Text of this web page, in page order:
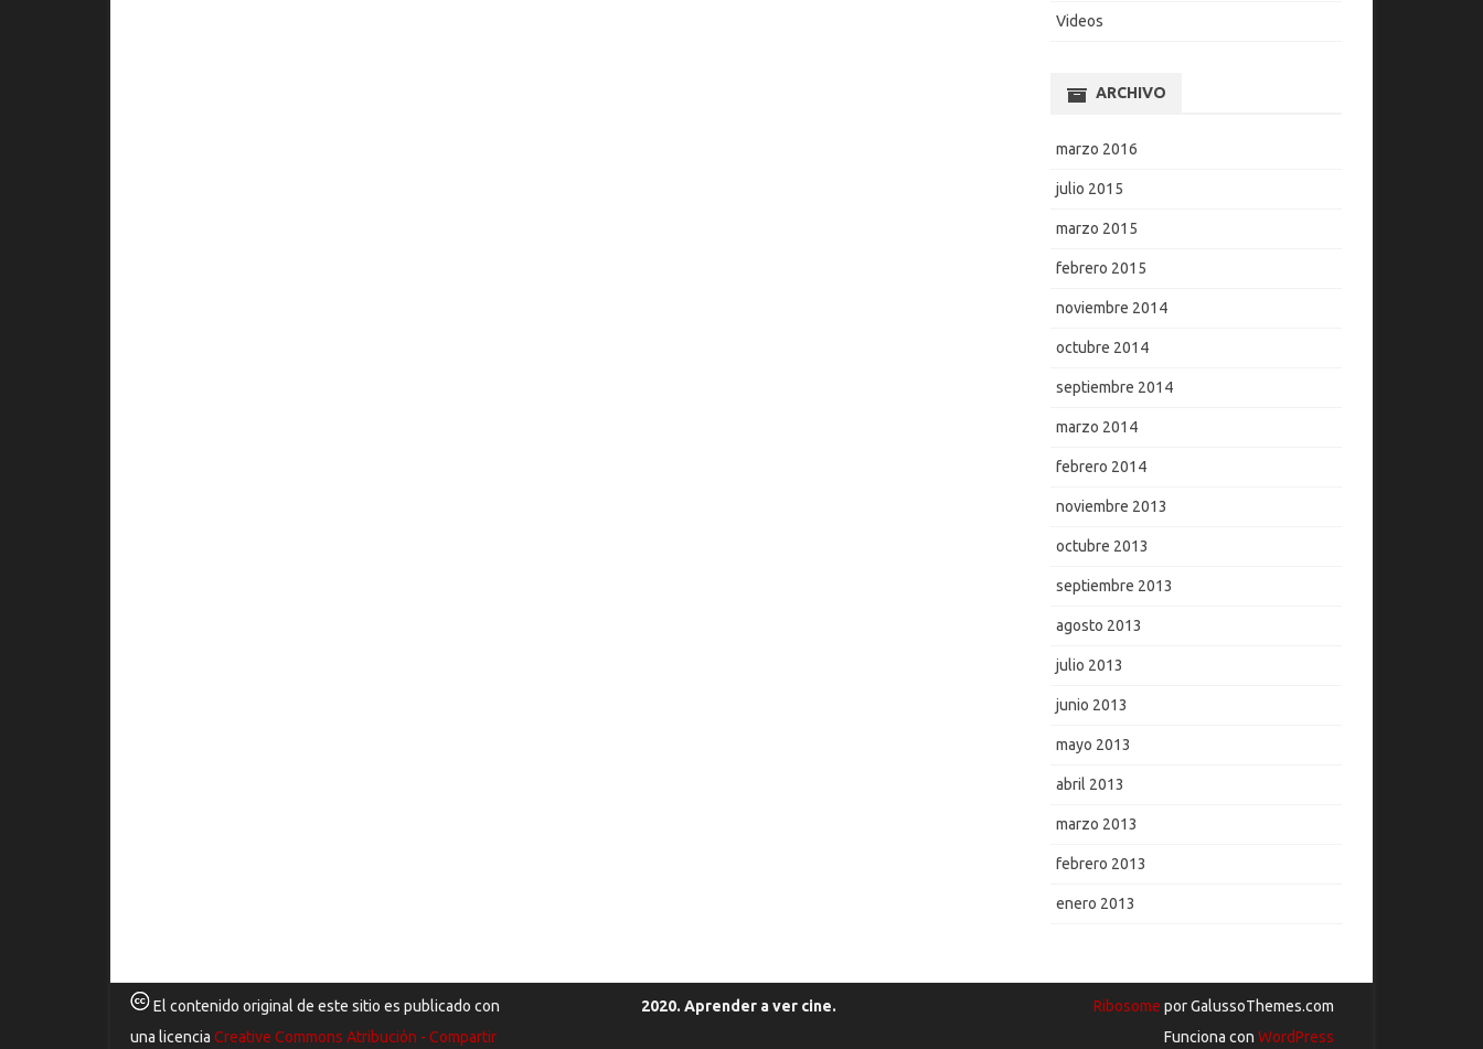
Videos
ARCHIVO
marzo 2016
julio 2015
marzo 2015
febrero 2015
noviembre 2014
octubre 2014
septiembre 2014
marzo 2014
febrero 2014
noviembre 2013
octubre 2013
septiembre 2013
agosto 2013
julio 2013
junio 2013
mayo 2013
abril 2013
marzo 2013
febrero 2013
enero 2013
El contenido original de este sitio es publicado con
una licenciaCreative Commons Atribución - Compartir
2020. Aprender a ver cine. Ribosome por GalussoThemes.com
Funciona con WordPress